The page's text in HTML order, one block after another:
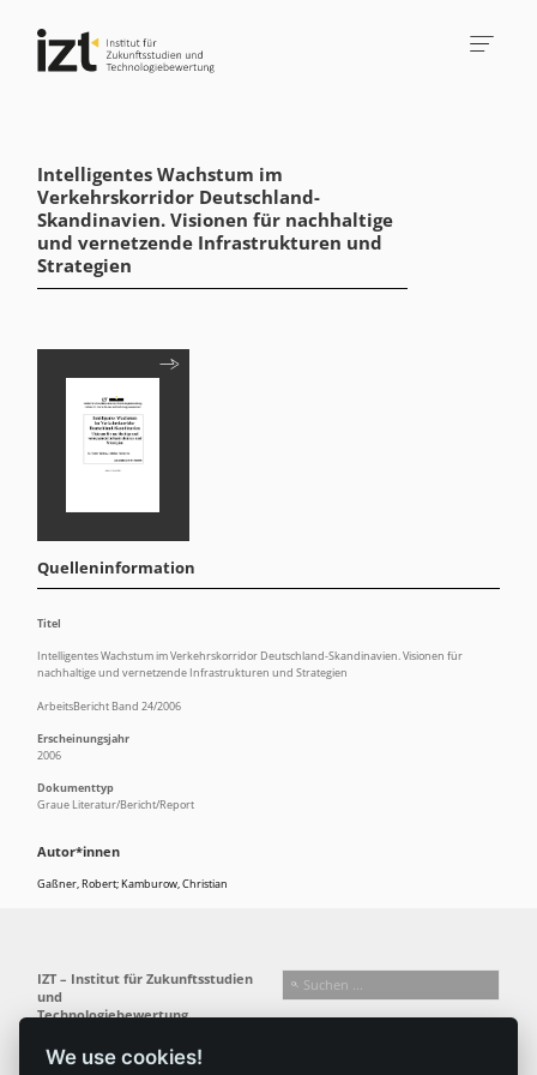
Intelligentes Wachstum im
Verkehrskorridor Deutschland-
Skandinavien. Visionen für nachhaltige
und vernetzende Infrastrukturen und
Strategien
Autor*innen
Gaßner, Robert; Kamburow, Christian
Quelleninformation
Titel
Intelligentes Wachstum im Verkehrskorridor Deutschland-Skandinavien. Visionen für
nachhaltige und vernetzende Infrastrukturen und Strategien
ArbeitsBericht Band 24/2006
Erscheinungsjahr
2006
Dokumenttyp
Graue Literatur/Bericht/Report
We use cookies!
IZT – Institut für Zukunftsstudien
und
Technologiebewertung
Busseallee 1 · 14163 Berlin